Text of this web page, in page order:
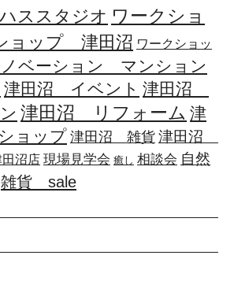
ススタジオ ワークショ
ョップ 津田沼 ワークショッ
ノベーション マンション
津田沼 イベント 津田沼
津田沼 リフォーム 津
ョップ津田沼 雑貨津田沼
田沼店 現場見学会 癒し 相談会 自然
雑貨 sale